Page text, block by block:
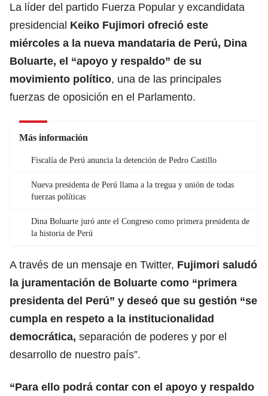
La líder del partido Fuerza Popular y excandidata
presidencial Keiko Fujimori ofreció este
miércoles a la nueva mandataria de Perú, Dina
Boluarte, el “apoyo y respaldo” de su
movimiento político, una de las principales
fuerzas de oposición en el Parlamento.
Más información
Fiscalía de Perú anuncia la detención de Pedro Castillo
Nueva presidenta de Perú llama a la tregua y unión de todas
fuerzas políticas
Dina Boluarte juró ante el Congreso como primera presidenta de
la historia de Perú
A través de un mensaje en Twitter, Fujimori saludó
la juramentación de Boluarte como “primera
presidenta del Perú” y deseó que su gestión “se
cumpla en respeto a la institucionalidad
democrática, separación de poderes y por el
desarrollo de nuestro país”.
“Para ello podrá contar con el apoyo y respaldo